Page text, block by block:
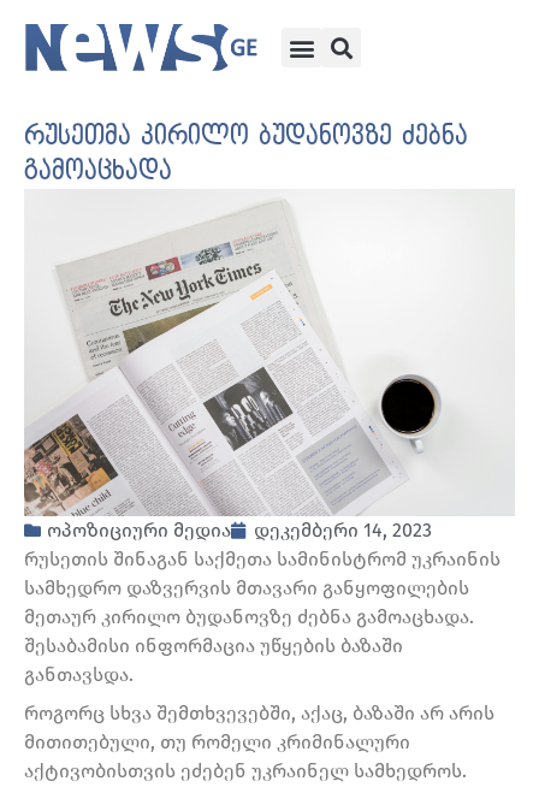
რუსეთმა კირილო ბუდანოვზე ძებნა
გამოაცხადა
ოპოზიციური მედია
დეკემბერი 14, 2023
რუსეთის შინაგან საქმეთა სამინისტრომ უკრაინის
სამხედრო დაზვერვის მთავარი განყოფილების
მეთაურ კირილო ბუდანოვზე ძებნა გამოაცხადა.
შესაბამისი ინფორმაცია უწყების ბაზაში
განთავსდა.
როგორც სხვა შემთხვევებში, აქაც, ბაზაში არ არის
მითითებული, თუ რომელი კრიმინალური
აქტივობისთვის ეძებენ უკრაინელ სამხედროს.